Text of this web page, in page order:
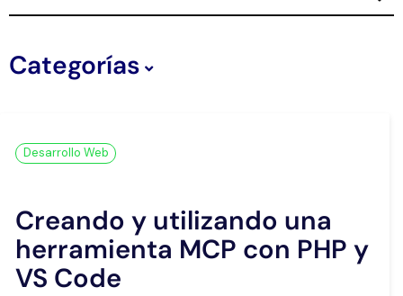
Categorías
Desarrollo Web
Creando y utilizando una
herramienta MCP con PHP y
VS Code